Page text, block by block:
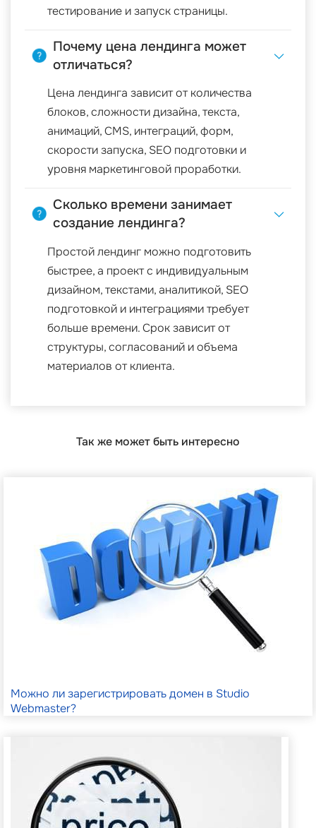
тестирование и запуск страницы.
Почему цена лендинга может
отличаться?
Цена лендинга зависит от количества
блоков, сложности дизайна, текста,
анимаций, CMS, интеграций, форм,
скорости запуска, SEO подготовки и
уровня маркетинговой проработки.
Сколько времени занимает
создание лендинга?
Простой лендинг можно подготовить
быстрее, а проект с индивидуальным
дизайном, текстами, аналитикой, SEO
подготовкой и интеграциями требует
больше времени. Срок зависит от
структуры, согласований и объема
материалов от клиента.
Так же может быть интересно
Можно ли зарегистрировать домен в Studio
Webmaster?